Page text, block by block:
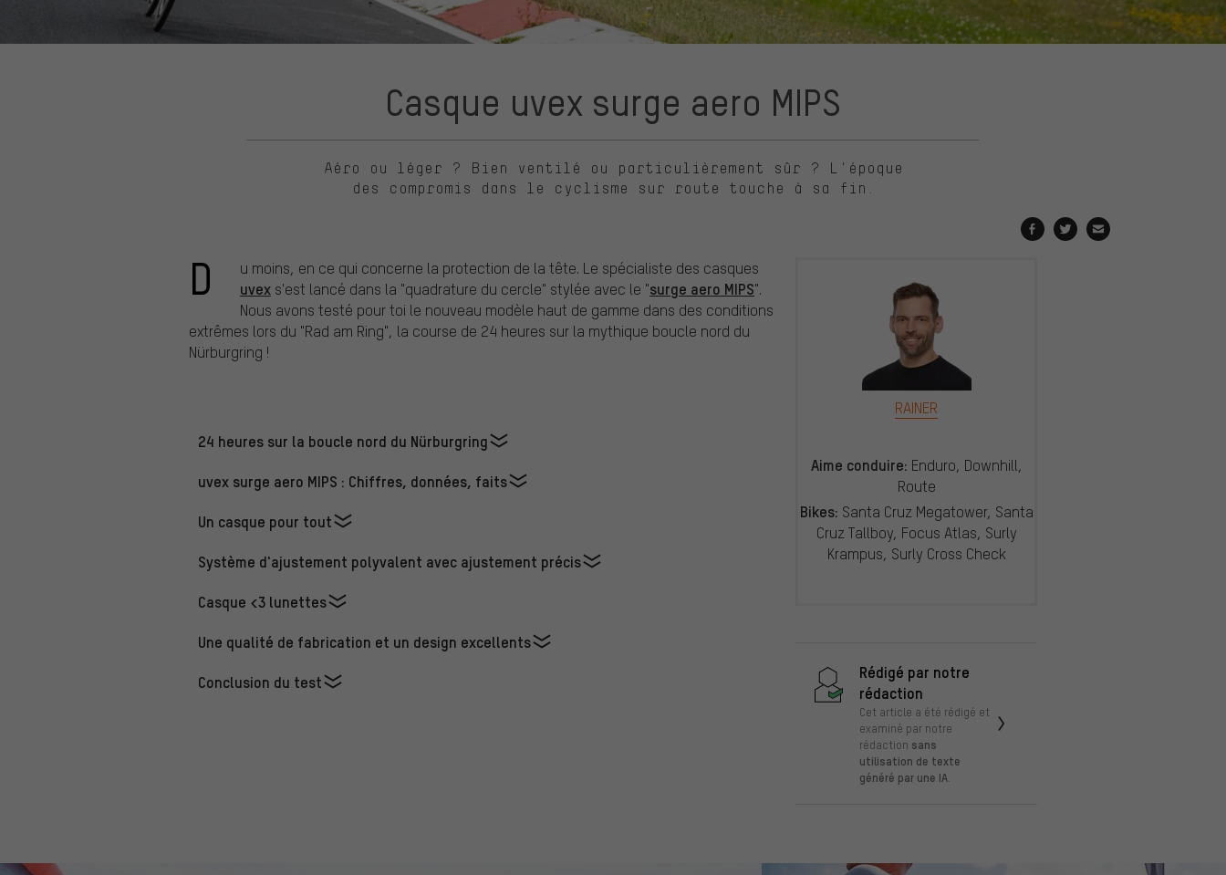
Casque uvex surge aero MIPS
Aéro ou léger ? Bien ventilé ou particulièrement sûr ? L'époque
des compromis dans le cyclisme sur route touche à sa fin.
D u moins, en ce qui concerne la protection de la tête. Le spécialiste des casques
uvex s'est lancé dans la "quadrature du cercle" stylée avec le "surge aero MIPS".
Nous avons testé pour toi le nouveau modèle haut de gamme dans des conditions
extrêmes lors du "Rad am Ring", la course de 24 heures sur la mythique boucle nord du
Nürburgring !
24 heures sur la boucle nord du Nürburgring
uvex surge aero MIPS : Chiffres, données, faits
Un casque pour tout
Système d'ajustement polyvalent avec ajustement précis
Casque <3 lunettes
Une qualité de fabrication et un design excellents
Conclusion du test
Aime conduire: Enduro, Downhill,
Route
Bikes: Santa Cruz Megatower, Santa
Cruz Tallboy, Focus Atlas, Surly
Krampus, Surly Cross Check
RAINER
Rédigé par notre
rédaction
Cet article a été rédigé et
examiné par notre
rédaction sans
utilisation de texte
généré par une IA